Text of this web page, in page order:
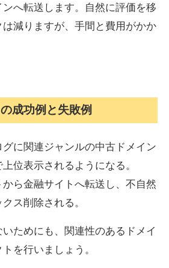
へ転送します。自然に評価を移
減りますが、手間と費用がかか
成功例と失敗例
に関連ジャンルの中古ドメイン
位表示されるようになる。
ら金融サイトへ転送し、不自然
ス削除される。
ためにも、関連性のあるドメイ
を行いましょう。